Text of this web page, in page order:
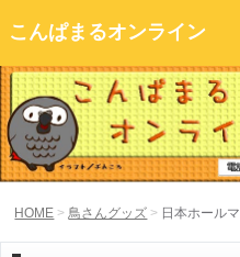
こんぱまるオンライン
HOME 鳥さんグッズ 日本ホール